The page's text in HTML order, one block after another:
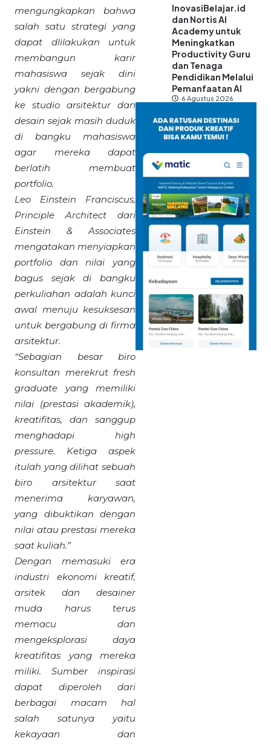
mengungkapkan bahwa
salah satu strategi yang
dapat dlilakukan untuk
membangun karir
mahasiswa sejak dini
yakni dengan bergabung
ke studio arsitektur dan
desain sejak masih duduk
di bangku mahasiswa
agar mereka dapat
berlatih membuat
portfolio.
Leo Einstein Franciscus,
Principle Architect dari
Einstein & Associates
mengatakan menyiapkan
portfolio dan nilai yang
bagus sejak di bangku
perkuliahan adalah kunci
awal menuju kesuksesan
untuk bergabung di firma
arsitektur.
“Sebagian besar biro
konsultan merekrut fresh
graduate yang memiliki
nilai (prestasi akademik),
kreatifitas, dan sanggup
menghadapi high
pressure. Ketiga aspek
itulah yang dilihat sebuah
biro arsitektur saat
menerima karyawan,
yang dibuktikan dengan
nilai atau prestasi mereka
saat kuliah.”
Dengan memasuki era
industri ekonomi kreatif,
arsitek dan desainer
muda harus terus
memacu dan
mengeksplorasi daya
kreatifitas yang mereka
miliki. Sumber inspirasi
dapat diperoleh dari
berbagai macam hal
salah satunya yaitu
kekayaan dan
InovasiBelajar.id
dan Nortis AI
Academy untuk
Meningkatkan
Productivity Guru
dan Tenaga
Pendidikan Melalui
Pemanfaatan AI
6 Agustus 2026